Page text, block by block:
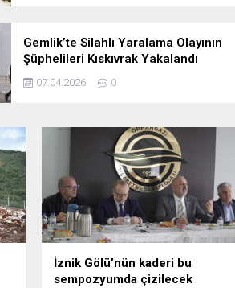
kaderi bu
çizilecek
0
Gemlik’te Silahlı Yaralama Olayının
Şüphelileri Kıskıvrak Yakalandı
07.04.2026 0
İznik Gölü’nün kaderi bu
sempozyumda çizilecek